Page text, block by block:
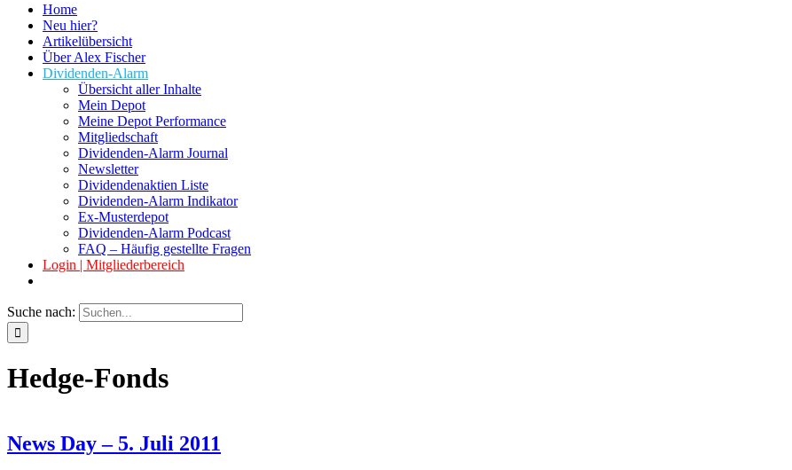
Home
Neu hier?
Artikelübersicht
Über Alex Fischer
Dividenden-Alarm
Übersicht aller Inhalte
Mein Depot
Meine Depot Performance
Mitgliedschaft
Dividenden-Alarm Journal
Newsletter
Dividendenaktien Liste
Dividenden-Alarm Indikator
Ex-Musterdepot
Dividenden-Alarm Podcast
FAQ – Häufig gestellte Fragen
Login | Mitgliederbereich
Suche nach:
Hedge-Fonds
News Day – 5. Juli 2011